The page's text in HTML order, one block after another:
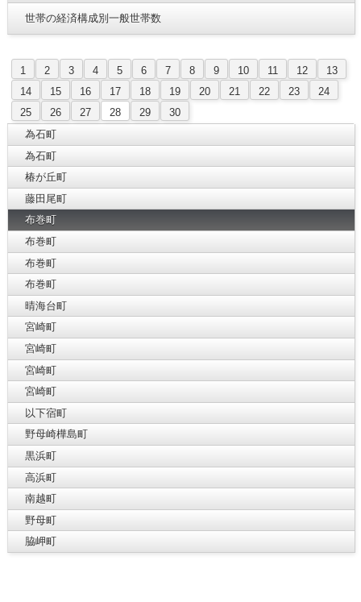
世帯の経済構成別一般世帯数
1 2 3 4 5 6 7 8 9 10 11 12
13
14
15 16 17 18 19 20 21 22 23
24
25
26 27 28 29
30
為石町
為石町
椿が丘町
藤田尾町
布巻町
布巻町
布巻町
布巻町
晴海台町
宮崎町
宮崎町
宮崎町
宮崎町
以下宿町
野母崎樺島町
黒浜町
高浜町
南越町
野母町
脇岬町